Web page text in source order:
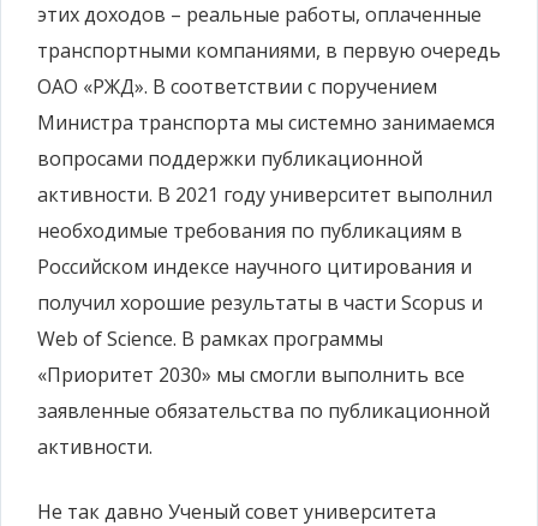
этих доходов – реальные работы, оплаченные
транспортными компаниями, в первую очередь
ОАО «РЖД». В соответствии с поручением
Министра транспорта мы системно занимаемся
вопросами поддержки публикационной
активности. В 2021 году университет выполнил
необходимые требования по публикациям в
Российском индексе научного цитирования и
получил хорошие результаты в части Scopus и
Web of Science. В рамках программы
«Приоритет 2030» мы смогли выполнить все
заявленные обязательства по публикационной
активности.
Не так давно Ученый совет университета